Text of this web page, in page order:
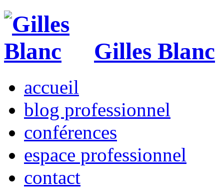
Gilles Blanc
accueil
blog professionnel
conférences
espace professionnel
contact